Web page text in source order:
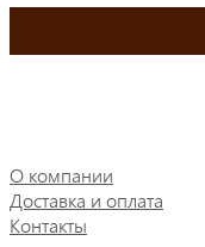
О компании
Доставка и оплата
Контакты